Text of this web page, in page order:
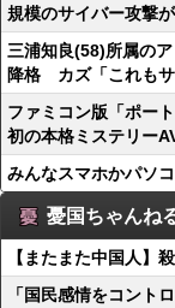
規模のサイバー攻撃
三浦知良(58)所属の
降格 カズ「これも
ファミコン版「ポー
初の本格ミステリー
みんなスマホかパソ
憂国ちゃんね
【またまた中国人
「国民感情をコント